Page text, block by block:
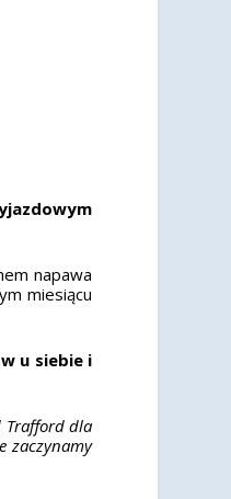
napawa
miesiącu
u siebie i
Trafford dla
zaczynamy